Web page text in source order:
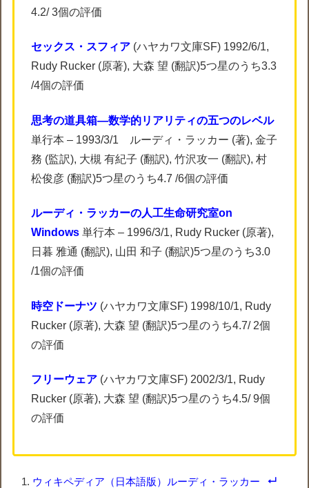
4.2/ 3個の評価
セックス・スフィア (ハヤカワ文庫SF) 1992/6/1,
Rudy Rucker (原著), 大森 望 (翻訳)5つ星のうち3.3
/4個の評価
思考の道具箱―数学的リアリティの五つのレベル
単行本 – 1993/3/1 ルーディ・ラッカー (著), 金子
務 (監訳), 大槻 有紀子 (翻訳), 竹沢攻一 (翻訳), 村
松俊彦 (翻訳)5つ星のうち4.7 /6個の評価
ルーディ・ラッカーの人工生命研究室on
Windows 単行本 – 1996/3/1, Rudy Rucker (原著),
日暮 雅通 (翻訳), 山田 和子 (翻訳)5つ星のうち3.0
/1個の評価
時空ドーナツ (ハヤカワ文庫SF) 1998/10/1, Rudy
Rucker (原著), 大森 望 (翻訳)5つ星のうち4.7/ 2個
の評価
フリーウェア (ハヤカワ文庫SF) 2002/3/1, Rudy
Rucker (原著), 大森 望 (翻訳)5つ星のうち4.5/ 9個
の評価
ウィキペディア（日本語版）ルーディ・ラッカー